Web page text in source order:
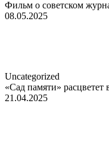
Фильм о советском
08.05.2025
Uncategorized
«Сад памяти» расцветет
21.04.2025